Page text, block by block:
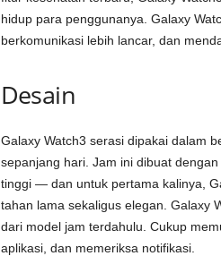
hidup para penggunanya. Galaxy
berkomunikasi lebih lancar, dan
Desain
Galaxy Watch3 serasi dipakai dalam
sepanjang hari. Jam ini dibuat
tinggi — dan untuk pertama kalinya,
tahan lama sekaligus elegan. Galaxy
dari model jam terdahulu. Cukup
aplikasi, dan memeriksa notifikasi.